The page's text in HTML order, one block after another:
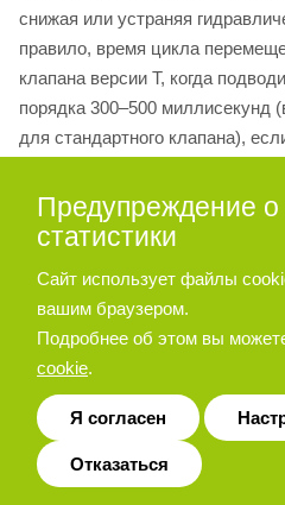
снижая или устраняя
правило, время цикла
клапана версии T, когда
порядка 300–500 миллисекунд
для стандартного клапана),
образом. Требуемые условия
поддержания минимального
действие продувочный клапан
открывается после снятия
фиксирующей гайки 3
Предупреждение о
статистики
Сайт использует файлы
вашим браузером.
Подробнее об этом вы
cookie.
Я согласен
Отказаться